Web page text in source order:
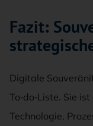
Fazit:
Digitale
To‑do‑Liste. Sie
Technologie,